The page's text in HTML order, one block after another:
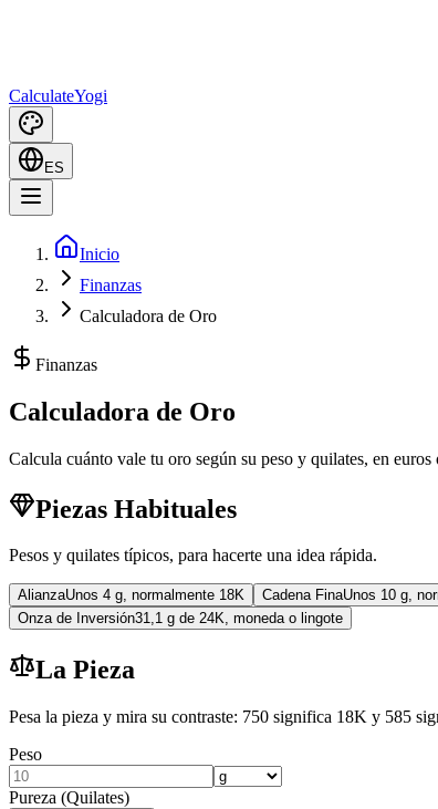
CalculateYogi
ES
Inicio
Finanzas
Calculadora de Oro
Finanzas
Calculadora de Oro
Calcula cuánto vale tu oro según su peso y quilates, en
Piezas Habituales
Pesos y quilates típicos, para hacerte una idea rápida.
AlianzaUnos 4 g, normalmente 18K Cadena FinaUnos 10 g,
Onza de Inversión31,1 g de 24K, moneda o lingote
La Pieza
Pesa la pieza y mira su contraste: 750 significa 18K y 585
Peso
Pureza (Quilates)